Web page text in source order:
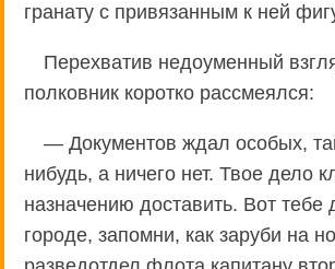
гранату с привязанным к ней
Перехватив недоуменный
полковник коротко рассмеялся:
— Документов ждал особых,
нибудь, а ничего нет. Твое дело
назначению доставить. Вот тебе
городе, запомни, как заруби на